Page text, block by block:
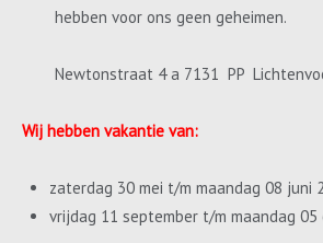
hebben voor ons geen geheimen.
Newtonstraat 4 a 7131 PP
Wij hebben vakantie van:
zaterdag 30 mei t/m maandag 08 juni
vrijdag 11 september t/m maandag